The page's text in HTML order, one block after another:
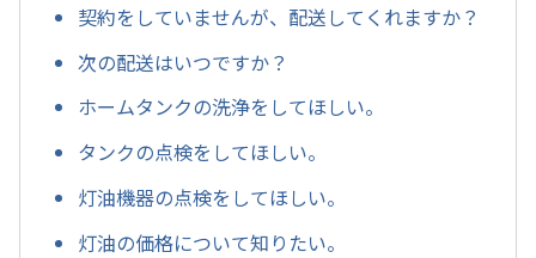
契約をしていませんが、配送してくれますか？
次の配送はいつですか？
ホームタンクの洗浄をしてほしい。
タンクの点検をしてほしい。
灯油機器の点検をしてほしい。
灯油の価格について知りたい。